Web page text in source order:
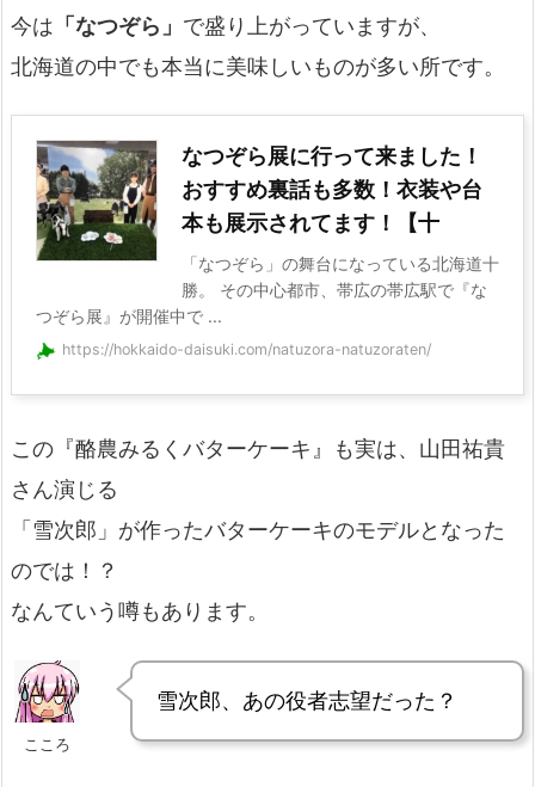
今は 「なつぞら」 で盛り上がっていますが、
北海道の中でも本当に美味しいものが多い所です。
なつぞら展に行って来ました！
おすすめ裏話も多数！衣装や台
本も展示されてます！【十
「なつぞら」の舞台になっている北海道十
勝。 その中心都市、帯広の帯広駅で『な
つぞら展』が開催中で ...
https://hokkaido-daisuki.com/natuzora-natuzoraten/
この『酪農みるくバターケーキ』も実は、山田祐貴
さん演じる
「雪次郎」が作ったバターケーキのモデルとなった
のでは！？
なんていう噂もあります。
こころ
雪次郎、あの役者志望だった？